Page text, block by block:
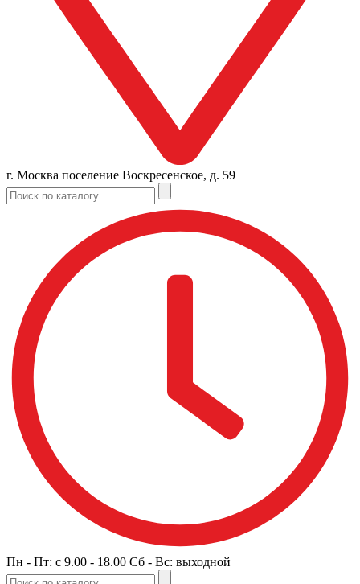
г. Москва поселение Воскресенское, д. 59
Пн - Пт: c 9.00 - 18.00 Сб - Вс: выходной